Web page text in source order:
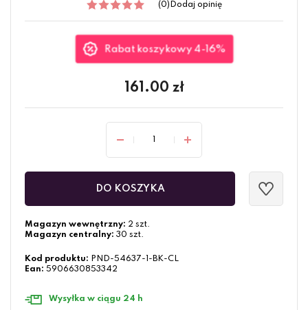
(0) Dodaj opinię
Rabat koszykowy 4-16%
161.00 zł
DO KOSZYKA
Magazyn wewnętrzny: 2 szt.
Magazyn centralny: 30 szt.
Kod produktu: PND-54637-1-BK-CL
Ean: 5906630853342
Wysyłka w ciągu 24 h